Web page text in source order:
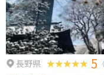
長野県 5